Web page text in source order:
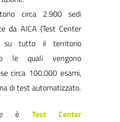
circa 2.900 sedi
da AICA (Test Center
su tutto il territorio
le quali vengono
circa 100.000 esami,
di test automatizzato.
è Test Center